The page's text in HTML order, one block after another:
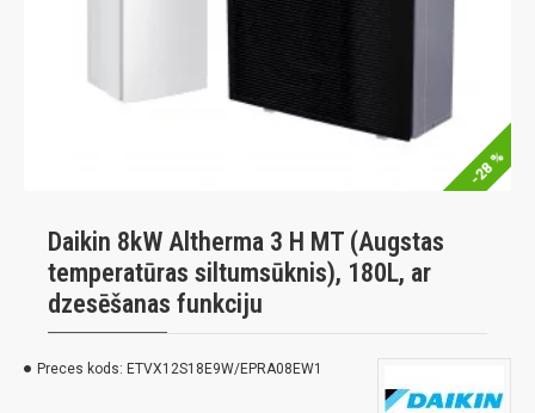
-28 %
Daikin 8kW Altherma 3 H MT (Augstas
temperatūras siltumsūknis), 180L, ar
dzesēšanas funkciju
Preces kods: ETVX12S18E9W/EPRA08EW1